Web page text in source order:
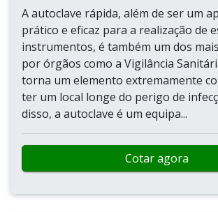
A autoclave rápida, além de ser um
prático e eficaz para a realização de
instrumentos, é também um dos
por órgãos como a Vigilância
torna um elemento extremamente
ter um local longe do perigo de
disso, a autoclave é um equipa...
Cotar agora